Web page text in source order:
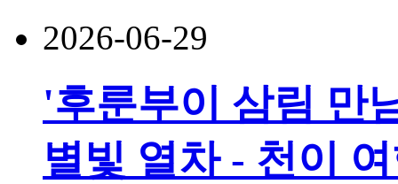
2026-06-29
'후룬부이 삼림 만
별빛 열차 - 천이